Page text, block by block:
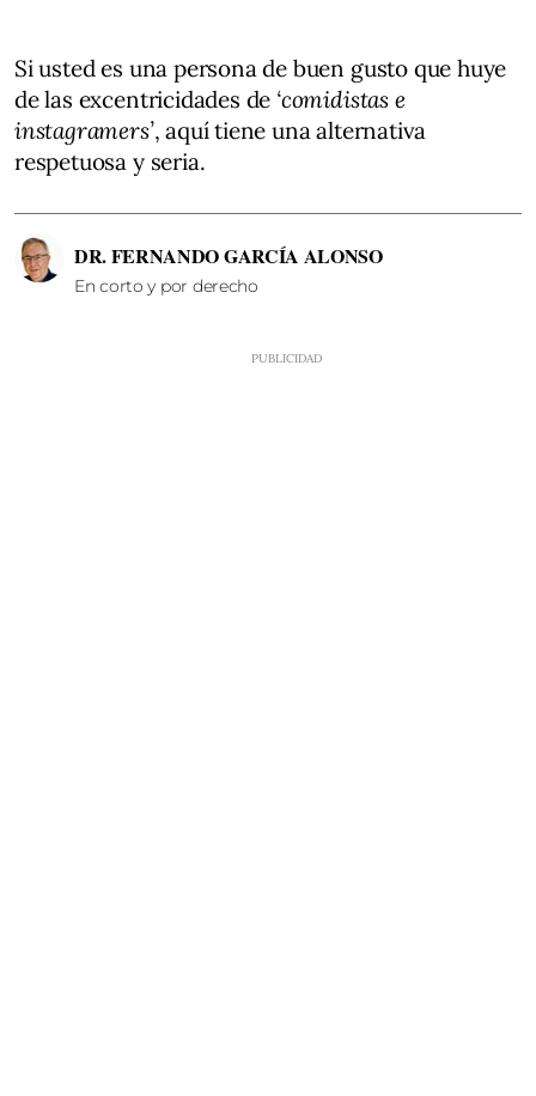
Si usted es una persona de buen gusto que huye
de las excentricidades de ‘comidistas e
instagramers’, aquí tiene una alternativa
respetuosa y seria.
DR. FERNANDO GARCÍA ALONSO
En corto y por derecho